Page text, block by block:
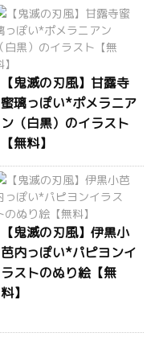
【鬼滅の刃風】甘露寺
蜜璃っぽい*ポメラニア
ン（白黒）のイラスト
【無料】
【鬼滅の刃風】伊黒小
芭内っぽい*パピヨンイ
ラストのぬり絵【無
料】